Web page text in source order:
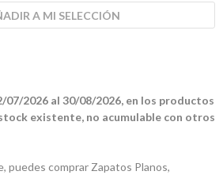
A MI SELECCIÓN
07/2026 al 30/08/2026, en los productos
existente, no acumulable con otros
puedes comprar Zapatos Planos,